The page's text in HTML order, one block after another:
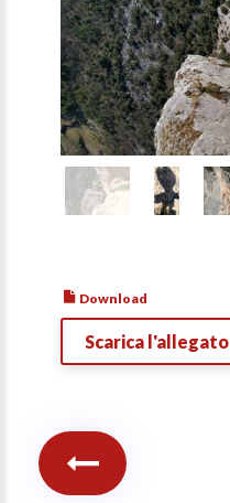
Download
Scarica l'allegato